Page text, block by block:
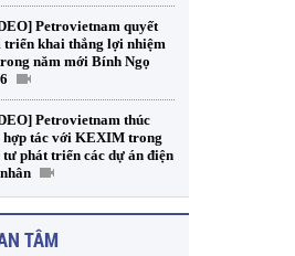
Petrovietnam quyết
triển khai thắng lợi nhiệm
năm mới Bính Ngọ
Petrovietnam thúc
hợp tác với KEXIM trong
tư phát triển các dự án điện
TÂM